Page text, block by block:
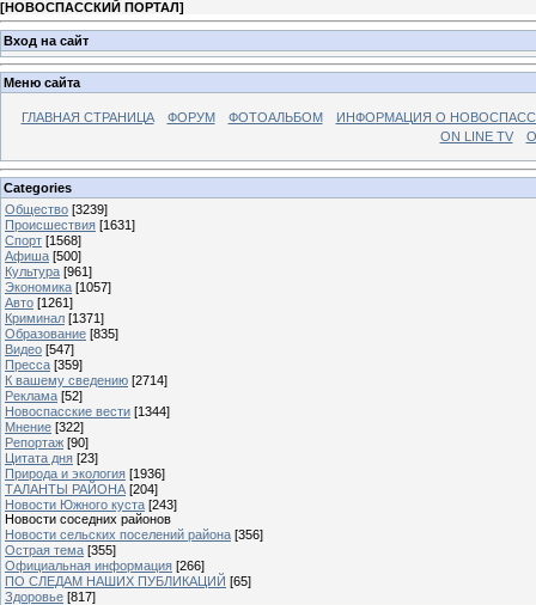
[НОВОСПАССКИЙ ПОРТАЛ]
Вход на сайт
Меню сайта
ГЛАВНАЯ СТРАНИЦА ФОРУМ ФОТОАЛЬБОМ
ИНФОРМАЦИЯ О
ON LINE TV
Categories
Общество [3239]
Происшествия [1631]
Спорт [1568]
Афиша [500]
Культура [961]
Экономика [1057]
Авто [1261]
Криминал [1371]
Образование [835]
Видео [547]
Пресса [359]
К вашему сведению [2714]
Реклама [52]
Новоспасские вести [1344]
Мнение [322]
Репортаж [90]
Цитата дня [23]
Природа и экология [1936]
ТАЛАНТЫ РАЙОНА [204]
Новости Южного куста [243]
Новости соседних районов
Новости сельских поселений района [356]
Острая тема [355]
Официальная информация [266]
ПО СЛЕДАМ НАШИХ ПУБЛИКАЦИЙ [65]
Здоровье [817]